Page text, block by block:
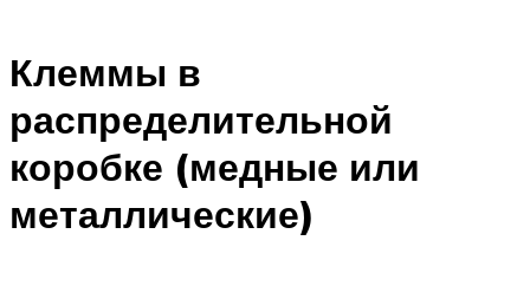
Клеммы в
распределительной
коробке (медные или
металлические)